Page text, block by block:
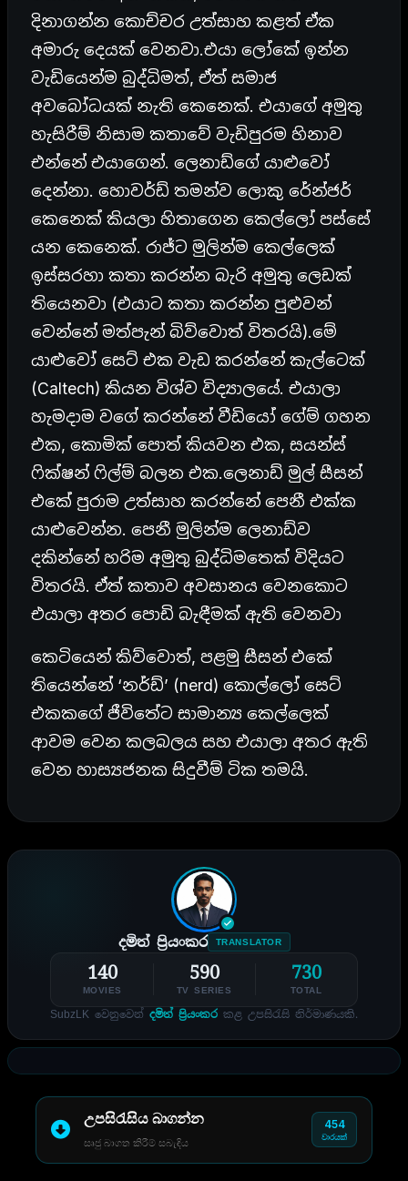
දිනාගන්න කොච්චර උත්සාහ කළත් ඒක
අමාරු දෙයක් වෙනවා.එයා ලෝකේ ඉන්න
වැඩියෙන්ම බුද්ධිමත්, ඒත් සමාජ
අවබෝධයක් නැති කෙනෙක්. එයාගේ අමුතු
හැසිරීම් නිසාම කතාවේ වැඩිපුරම හිනාව
එන්නේ එයාගෙන්. ලෙනාඩ්ගේ යාළුවෝ
දෙන්නා. හොවර්ඩ් තමන්ව ලොකු රේන්ජර්
කෙනෙක් කියලා හිතාගෙන කෙල්ලෝ පස්සේ
යන කෙනෙක්. රාජ්ට මුලින්ම කෙල්ලෙක්
ඉස්සරහා කතා කරන්න බැරි අමුතු ලෙඩක්
තියෙනවා (එයාට කතා කරන්න පුළුවන්
වෙන්නේ මත්පැන් බිව්වොත් විතරයි).මේ
යාළුවෝ සෙට් එක වැඩ කරන්නේ කැල්ටෙක්
(Caltech) කියන විශ්ව විද්‍යාලයේ. එයාලා
හැමදාම වගේ කරන්නේ වීඩියෝ ගේම් ගහන
එක, කොමික් පොත් කියවන එක, සයන්ස්
ෆික්ෂන් ෆිල්ම් බලන එක.ලෙනාඩ් මුල් සීසන්
එකේ පුරාම උත්සාහ කරන්නේ පෙනී එක්ක
යාළුවෙන්න. පෙනී මුලින්ම ලෙනාඩ්ව
දකින්නේ හරිම අමුතු බුද්ධිමතෙක් විදියට
විතරයි. ඒත් කතාව අවසානය වෙනකොට
එයාලා අතර පොඩි බැඳීමක් ඇති වෙනවා
කෙටියෙන් කිව්වොත්, පළමු සීසන් එකේ
තියෙන්නේ ‘නර්ඩ්’ (nerd) කොල්ලෝ සෙට්
එකකගේ ජීවිතේට සාමාන්‍ය කෙල්ලෙක්
ආවම වෙන කලබලය සහ එයාලා අතර ඇති
වෙන හාස්‍යජනක සිදුවීම් ටික තමයි.
දමිත් ප්‍රියංකර TRANSLATOR
140
MOVIES
590
TV SERIES
730
TOTAL
SubzLK වෙනුවෙන් දමිත් ප්‍රියංකර කළ උපසිරැසි නිර්මාණයකි.
උපසිරැසිය බාගන්න
සෘජු බාගත කිරීම් සබැඳිය
454
වාරයක්